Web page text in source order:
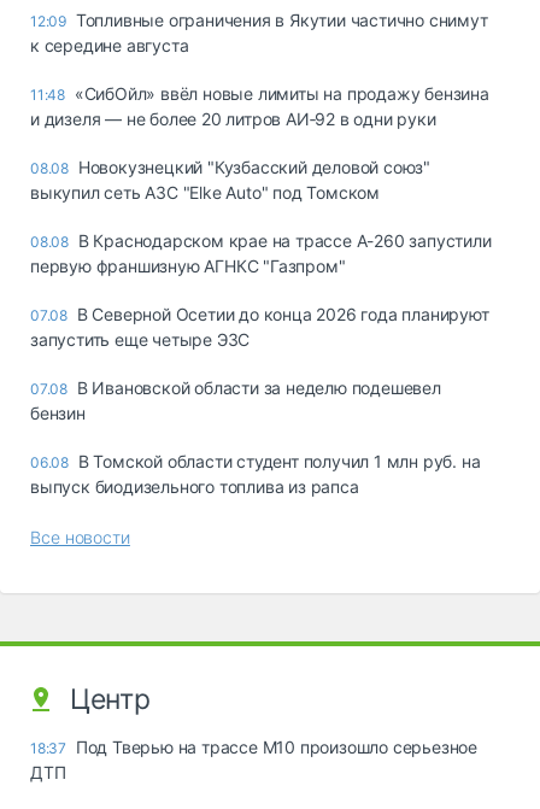
12:09 Топливные ограничения в Якутии частично снимут
к середине августа
11:48 «СибОйл» ввёл новые лимиты на продажу бензина
и дизеля — не более 20 литров АИ‑92 в одни руки
08.08 Новокузнецкий "Кузбасский деловой союз"
выкупил сеть АЗС "Elke Auto" под Томском
08.08 В Краснодарском крае на трассе А-260 запустили
первую франшизную АГНКС "Газпром"
07.08 В Северной Осетии до конца 2026 года планируют
запустить еще четыре ЭЗС
07.08 В Ивановской области за неделю подешевел
бензин
06.08 В Томской области студент получил 1 млн руб. на
выпуск биодизельного топлива из рапса
Все новости
Центр
18:37
Под Тверью на трассе М10 произошло серьезное
ДТП